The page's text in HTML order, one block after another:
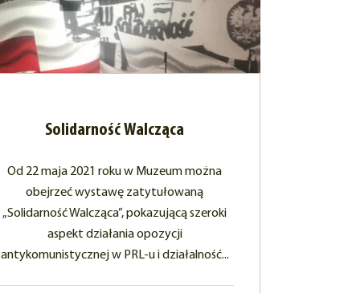
Solidarność Walcząca
Od 22 maja 2021 roku w Muzeum można
obejrzeć wystawę zatytułowaną
„Solidarność Walcząca”, pokazującą szeroki
aspekt działania opozycji
antykomunistycznej w PRL-u i działalność...